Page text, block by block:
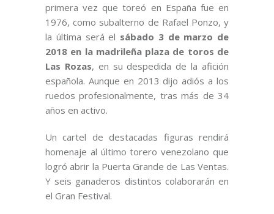
primera vez que toreó en España fue en
1976, como subalterno de Rafael Ponzo, y
la última será el sábado 3 de marzo de
2018 en la madrileña plaza de toros de
Las Rozas, en su despedida de la afición
española. Aunque en 2013 dijo adiós a los
ruedos profesionalmente, tras más de 34
años en activo.
Un cartel de destacadas figuras rendirá
homenaje al último torero venezolano que
logró abrir la Puerta Grande de Las Ventas.
Y seis ganaderos distintos colaborarán en
el Gran Festival.